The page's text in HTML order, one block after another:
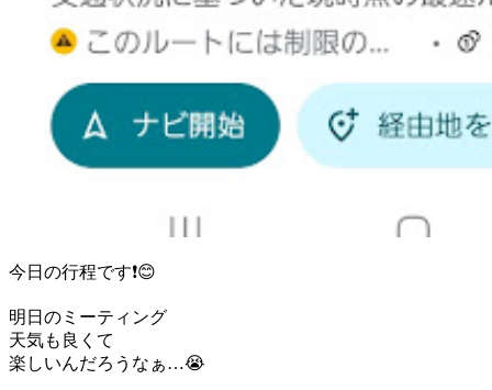
今日の行程です❗️😊
明日のミーティング
天気も良くて
楽しいんだろうなぁ…😭